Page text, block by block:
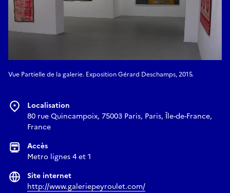
Vue Partielle de la galerie. Exposition Gérard Deschamps, 2015.
Localisation
80 rue Quincampoix, 75003 Paris, Paris, Île-de-France,
France
Accès
Metro lignes 4 et 1
Site internet
http://www.galeriepeyroulet.com/